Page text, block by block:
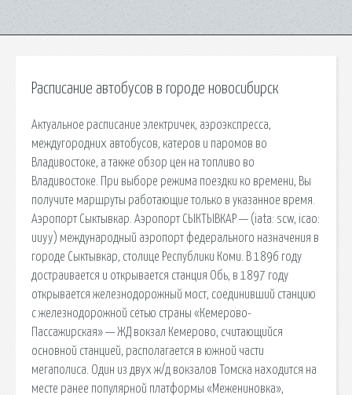
Расписание автобусов в городе новосибирск
Актуальное расписание электричек, аэроэкспресса,
междугородних автобусов, катеров и паромов во
Владивостоке, а также обзор цен на топливо во
Владивостоке. При выборе режима поездки ко времени, Вы
получите маршруты работающие только в указанное время.
Аэропорт Сыктывкар. Аэропорт СЫКТЫВКАР — (iata: scw, icao:
uuyy) международный аэропорт федерального назначения в
городе Сыктывкар, столице Республики Коми. В 1896 году
достраивается и открывается станция Обь, в 1897 году
открывается железнодорожный мост, соединивший станцию
с железнодорожной сетью страны «Кемерово-
Пассажирская» — ЖД вокзал Кемерово, считающийся
основной станцией, располагается в южной части
мегаполиса. Один из двух ж/д вокзалов Томска находится на
месте ранее популярной платформы «Межениновка»,